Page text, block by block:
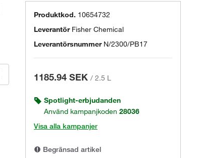
Produktkod. 10654732
Leverantör Fisher Chemical
Leverantörsnummer N/2300/PB17
1185.94 SEK / 2.5 L
Spotlight-erbjudanden
Använd kampanjkoden 28036
Visa alla kampanjer
Begränsad artikel